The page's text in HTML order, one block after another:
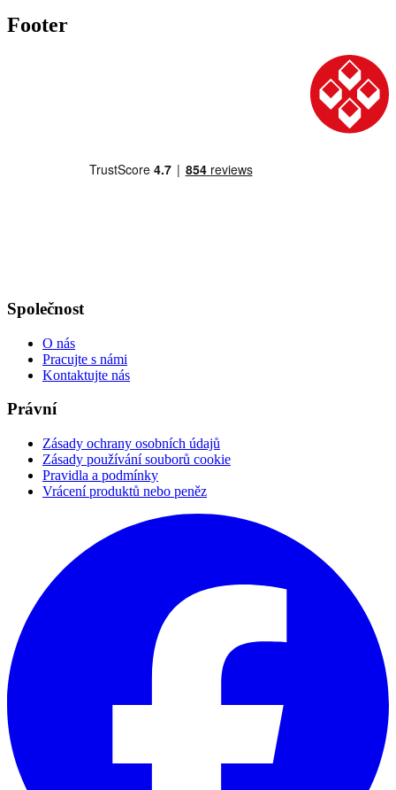
Footer
Společnost
O nás
Pracujte s námi
Kontaktujte nás
Právní
Zásady ochrany osobních údajů
Zásady používání souborů cookie
Pravidla a podmínky
Vrácení produktů nebo peněz